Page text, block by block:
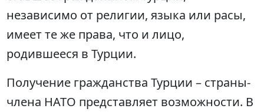
независимо от религии, языка или расы,
имеет те же права, что и лицо,
родившееся в Турции.
Получение гражданства Турции – страны-
члена НАТО представляет возможности. В